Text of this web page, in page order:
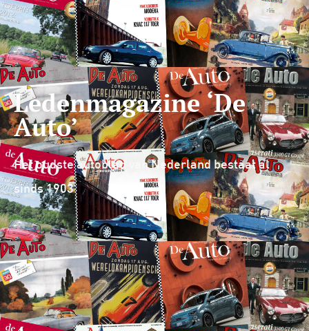
Ledenmagazine ‘De
Auto’
Het oudste autoblad van Nederland bestaat al
sinds 1903